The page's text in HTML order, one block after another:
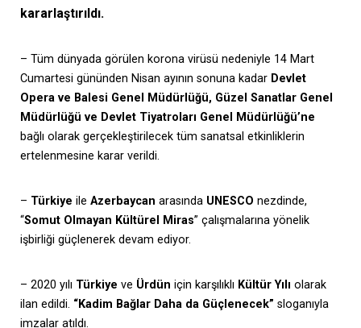
kararlaştırıldı.
– Tüm dünyada görülen korona virüsü nedeniyle 14 Mart
Cumartesi gününden Nisan ayının sonuna kadar Devlet
Opera ve Balesi Genel Müdürlüğü, Güzel Sanatlar Genel
Müdürlüğü ve Devlet Tiyatroları Genel Müdürlüğü’ne
bağlı olarak gerçekleştirilecek tüm sanatsal etkinliklerin
ertelenmesine karar verildi.
– Türkiye ile Azerbaycan arasında UNESCO nezdinde,
“Somut Olmayan Kültürel Miras” çalışmalarına yönelik
işbirliği güçlenerek devam ediyor.
– 2020 yılı Türkiye ve Ürdün için karşılıklı Kültür Yılı olarak
ilan edildi. “Kadim Bağlar Daha da Güçlenecek” sloganıyla
imzalar atıldı.